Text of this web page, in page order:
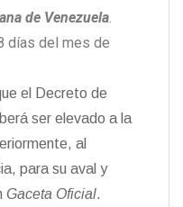
de Venezuela.
días del mes de
el Decreto de
ser elevado a la
al
para su aval y
Gaceta Oficial.